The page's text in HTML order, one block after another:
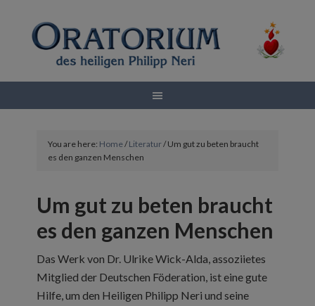
You are here: Home/Literatur/Um gut zu beten braucht
es den ganzen Menschen
Um gut zu beten braucht
es den ganzen Menschen
Das Werk von Dr. Ulrike Wick-Alda, assoziietes
Mitglied der Deutschen Föderation, ist eine gute
Hilfe, um den Heiligen Philipp Neri und seine